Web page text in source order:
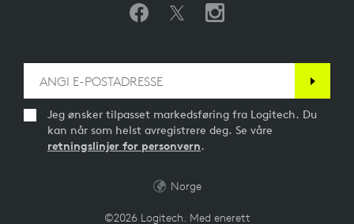
Jeg ønsker tilpasset markedsføring fra Logitech. Du
kan når som helst avregistrere deg. Se våre
retningslinjer for personvern.
©2026 Logitech. Med enerett
Norge